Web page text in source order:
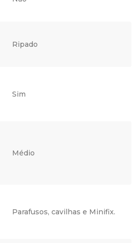
Ripado
Sim
Médio
Parafusos, cavilhas e Minifix.